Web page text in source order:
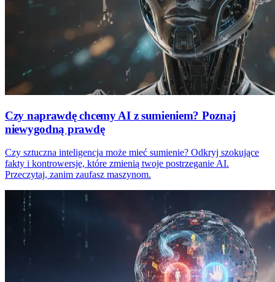
Czy naprawdę chcemy AI z sumieniem? Poznaj
niewygodną prawdę
Czy sztuczna inteligencja może mieć sumienie? Odkryj szokujące
fakty i kontrowersje, które zmienią twoje postrzeganie AI.
Przeczytaj, zanim zaufasz maszynom.